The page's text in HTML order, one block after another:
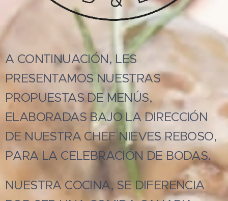
A CONTINUACIÓN, LES
PRESENTAMOS NUESTRAS
PROPUESTAS DE MENÚS,
ELABORADAS BAJO LA DIRECCIÓN
DE NUESTRA CHEF NIEVES REBOSO,
PARA LA CELEBRACIÓN DE BODAS.
NUESTRA COCINA, SE DIFERENCIA